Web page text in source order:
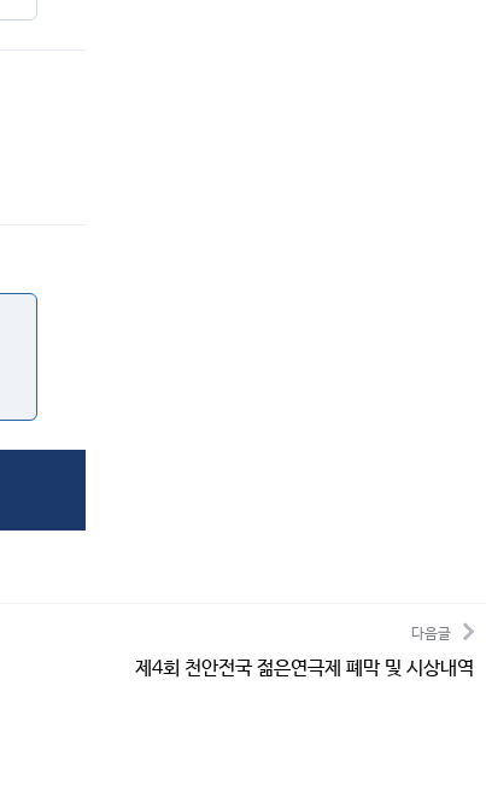
다음글
제4회 천안전국 젊은연극제 폐막 및 시상내역